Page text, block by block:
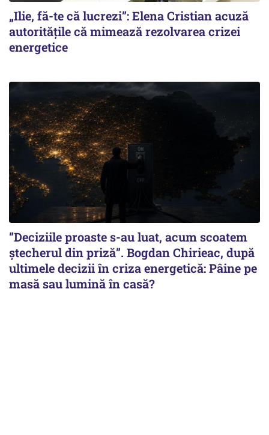
„Ilie, fă-te că lucrezi”: Elena Cristian acuză
autoritățile că mimează rezolvarea crizei
energetice
”Deciziile proaste s-au luat, acum scoatem
ștecherul din priză”. Bogdan Chirieac, după
ultimele decizii în criza energetică: Pâine pe
masă sau lumină în casă?